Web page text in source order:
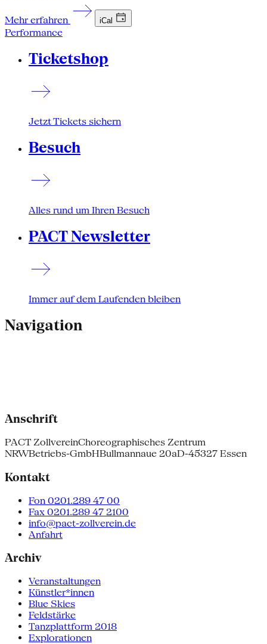
Mehr erfahren iCal
Performance
Ticketshop
Jetzt Tickets sichern
Besuch
Alles rund um Ihren Besuch
PACT Newsletter
Immer auf dem Laufenden bleiben
Navigation
Anschrift
PACT ZollvereinChoreographisches Zentrum
NRWBetriebs-GmbHBullmannaue 20aD-45327 Essen
Kontakt
Fon 0201.289 47 00
Fax 0201.289 47 2100
info@pact-zollverein.de
Anfahrt
Archiv
Veranstaltungen
Künstler*innen
Blue Skies
Feldstärke
Tanzplattform 2018
Explorationen